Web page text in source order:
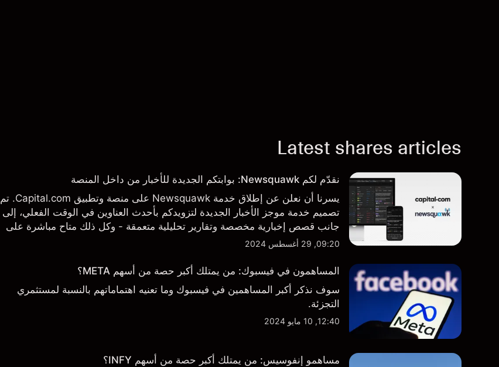
Latest shares articles
نقدّم لكم Newsquawk: بوابتكم الجديدة للأخبار من داخل المنصة
يسرنا أن نعلن عن إطلاق خدمة Newsquawk على منصة وتطبيق Capital.com. تم
تصميم خدمة موجز الأخبار الجديدة لتزويدكم بأحدث العناوين في الوقت الفعلي، إلى
جانب قصص إخبارية مخصصة وتقارير تحليلية متعمقة - وكل ذلك متاح مباشرة على
المنصة والتطبيق، أينما تحتاجها بالضبط.
09:20, 29 أغسطس 2024
المساهمون في فيسبوك: من يمتلك أكبر حصة من أسهم META؟
سوف نذكر أكبر المساهمين في فيسبوك وما تعنيه اهتماماتهم بالنسبة لمستثمري
التجزئة.
12:40, 10 مايو 2024
مساهمو إنفوسيس: من يمتلك أكبر حصة من أسهم INFY؟